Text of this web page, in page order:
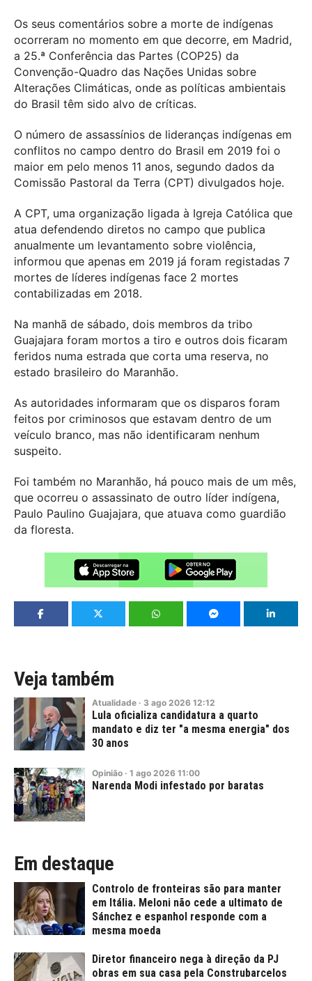
Os seus comentários sobre a morte de indígenas
ocorreram no momento em que decorre, em Madrid,
a 25.ª Conferência das Partes (COP25) da
Convenção-Quadro das Nações Unidas sobre
Alterações Climáticas, onde as políticas ambientais
do Brasil têm sido alvo de críticas.
O número de assassínios de lideranças indígenas em
conflitos no campo dentro do Brasil em 2019 foi o
maior em pelo menos 11 anos, segundo dados da
Comissão Pastoral da Terra (CPT) divulgados hoje.
A CPT, uma organização ligada à Igreja Católica que
atua defendendo diretos no campo que publica
anualmente um levantamento sobre violência,
informou que apenas em 2019 já foram registadas 7
mortes de líderes indígenas face 2 mortes
contabilizadas em 2018.
Na manhã de sábado, dois membros da tribo
Guajajara foram mortos a tiro e outros dois ficaram
feridos numa estrada que corta uma reserva, no
estado brasileiro do Maranhão.
As autoridades informaram que os disparos foram
feitos por criminosos que estavam dentro de um
veículo branco, mas não identificaram nenhum
suspeito.
Foi também no Maranhão, há pouco mais de um mês,
que ocorreu o assassinato de outro líder indígena,
Paulo Paulino Guajajara, que atuava como guardião
da floresta.
Veja também
Atualidade · 3 ago 2026 12:12
Lula oficializa candidatura a quarto
mandato e diz ter "a mesma energia" dos
30 anos
Opinião · 1 ago 2026 11:00
Narenda Modi infestado por baratas
Em destaque
Controlo de fronteiras são para manter
em Itália. Meloni não cede a ultimato de
Sánchez e espanhol responde com a
mesma moeda
Diretor financeiro nega à direção da PJ
obras em sua casa pela Construbarcelos